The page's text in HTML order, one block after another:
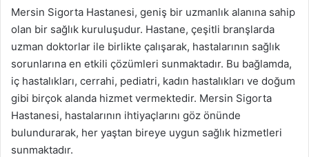
Mersin Sigorta Hastanesi, geniş bir uzmanlık alanına sahip
olan bir sağlık kuruluşudur. Hastane, çeşitli branşlarda
uzman doktorlar ile birlikte çalışarak, hastalarının sağlık
sorunlarına en etkili çözümleri sunmaktadır. Bu bağlamda,
iç hastalıkları, cerrahi, pediatri, kadın hastalıkları ve doğum
gibi birçok alanda hizmet vermektedir. Mersin Sigorta
Hastanesi, hastalarının ihtiyaçlarını göz önünde
bulundurarak, her yaştan bireye uygun sağlık hizmetleri
sunmaktadır.